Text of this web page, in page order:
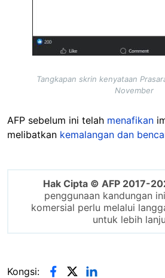
Tangkapan skrin kenyataan
November
AFP sebelum ini telah menafikan
melibatkan kemalangan dan
Hak Cipta © AFP 2017-
penggunaan kandungan
komersial perlu melalui
untuk lebih
Kongsi: